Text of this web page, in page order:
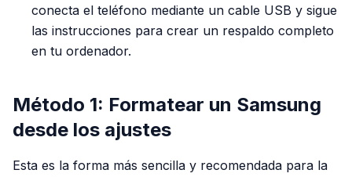
conecta el teléfono mediante un cable USB y sigue
las instrucciones para crear un respaldo completo
en tu ordenador.
Método 1: Formatear un Samsung
desde los ajustes
Esta es la forma más sencilla y recomendada para la